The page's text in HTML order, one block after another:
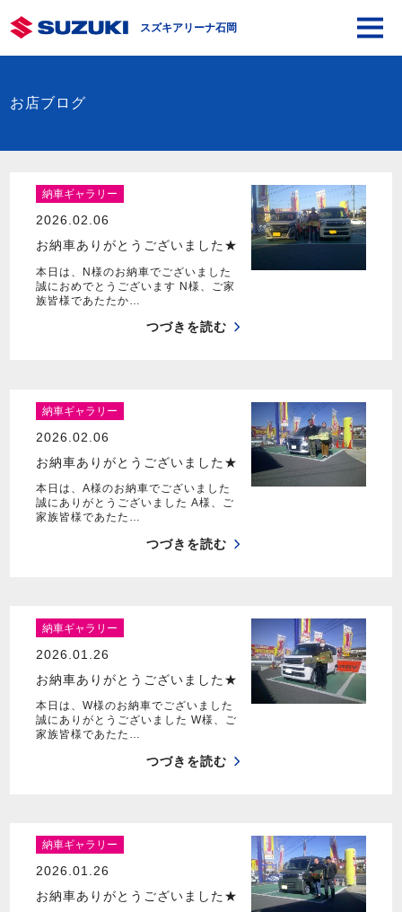
スズキアリーナ石岡
お店ブログ
納車ギャラリー
2026.02.06
お納車ありがとうございました★
本日は、N様のお納車でございました
誠におめでとうございます N様、ご家
族皆様であたたか…
つづきを読む
納車ギャラリー
2026.02.06
お納車ありがとうございました★
本日は、A様のお納車でございました
誠にありがとうございました A様、ご
家族皆様であたた…
つづきを読む
納車ギャラリー
2026.01.26
お納車ありがとうございました★
本日は、W様のお納車でございました
誠にありがとうございました W様、ご
家族皆様であたた…
つづきを読む
納車ギャラリー
2026.01.26
お納車ありがとうございました★